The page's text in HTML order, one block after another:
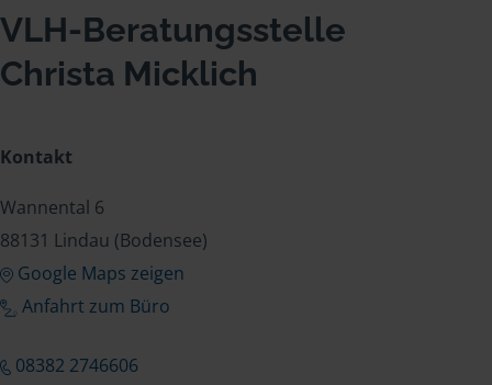
VLH-Beratungsstelle
Christa Micklich
Kontakt
Wannental 6
88131 Lindau (Bodensee)
Google Maps zeigen
Anfahrt zum Büro
08382 2746606